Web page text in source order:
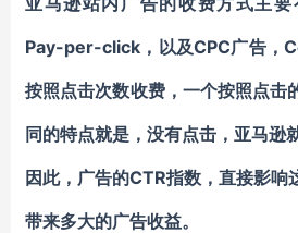
Pay-per-click，以及CPC广告，
按照点击次数收费，一个按照点击
同的特点就是，没有点击，亚马逊
因此，广告的CTR指数，直接影响
带来多大的广告收益。